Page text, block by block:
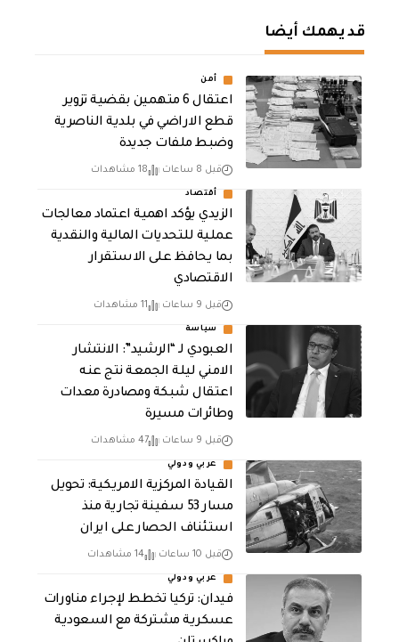
قد يهمك أيضا
أمن
اعتقال 6 متهمين بقضية تزوير
قطع الاراضي في بلدية الناصرية
وضبط ملفات جديدة
قبل 8 ساعات 18 مشاهدات
أقتصاد
الزيدي يؤكد اهمية اعتماد معالجات
عملية للتحديات المالية والنقدية
بما يحافظ على الاستقرار
الاقتصادي
قبل 9 ساعات 11 مشاهدات
سياسة
العبودي لـ “الرشيد”: الانتشار
الامني ليلة الجمعة نتج عنه
اعتقال شبكة ومصادرة معدات
وطائرات مسيرة
قبل 9 ساعات 47 مشاهدات
عربي ودولي
القيادة المركزية الامريكية: تحويل
مسار 53 سفينة تجارية منذ
استئناف الحصار على ايران
قبل 10 ساعات 14 مشاهدات
عربي ودولي
فيدان: تركيا تخطط لإجراء مناورات
عسكرية مشتركة مع السعودية